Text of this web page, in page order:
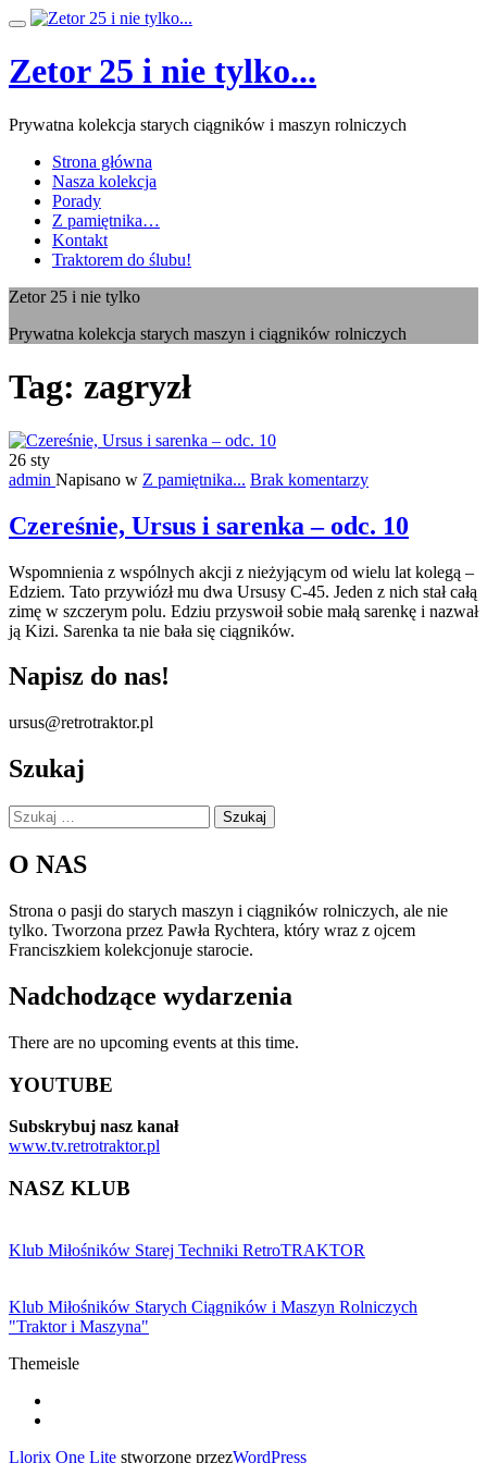
Przeskocz
treści
Przełącz
Zetor 25 i nie tylko...
Prywatna kolekcja starych ciągników i maszyn rolniczych
Strona główna
Nasza kolekcja
Porady
Z pamiętnika…
Kontakt
Traktorem do ślubu!
Zetor 25 i nie tylko
Prywatna kolekcja starych maszyn i ciągników rolniczych
Tag: zagryzł
26 sty
admin Napisano w Z pamiętnika... Brak komentarzy
Czereśnie, Ursus i sarenka – odc. 10
Wspomnienia z wspólnych akcji z nieżyjącym od wielu lat kolegą –
Edziem. Tato przywiózł mu dwa Ursusy C-45. Jeden z nich stał całą
zimę w szczerym polu. Edziu przyswoił sobie małą sarenkę i nazwał
ją Kizi. Sarenka ta nie bała się ciągników.
Napisz do nas!
ursus@retrotraktor.pl
Szukaj
Szukaj:
O NAS
Strona o pasji do starych maszyn i ciągników rolniczych, ale nie
tylko. Tworzona przez Pawła Rychtera, który wraz z ojcem
Franciszkiem kolekcjonuje starocie.
Nadchodzące wydarzenia
There are no upcoming events at this time.
YOUTUBE
Subskrybuj nasz kanał
www.tv.retrotraktor.pl
NASZ KLUB
Klub Miłośników Starej Techniki RetroTRAKTOR
Klub Miłośników Starych Ciągników i Maszyn Rolniczych
"Traktor i Maszyna"
Themeisle
Drugie
menu
Llorix One Lite stworzone przezWordPress